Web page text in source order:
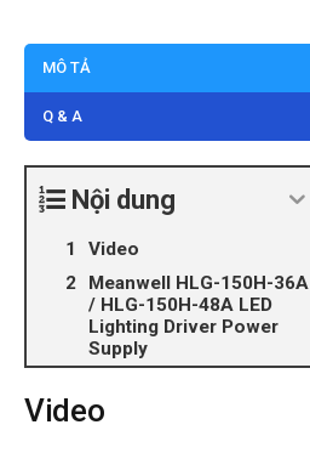
MÔ TẢ
Q & A
Nội dung
Video
Meanwell HLG-150H-36A
/ HLG-150H-48A LED
Lighting Driver Power
Supply
Video